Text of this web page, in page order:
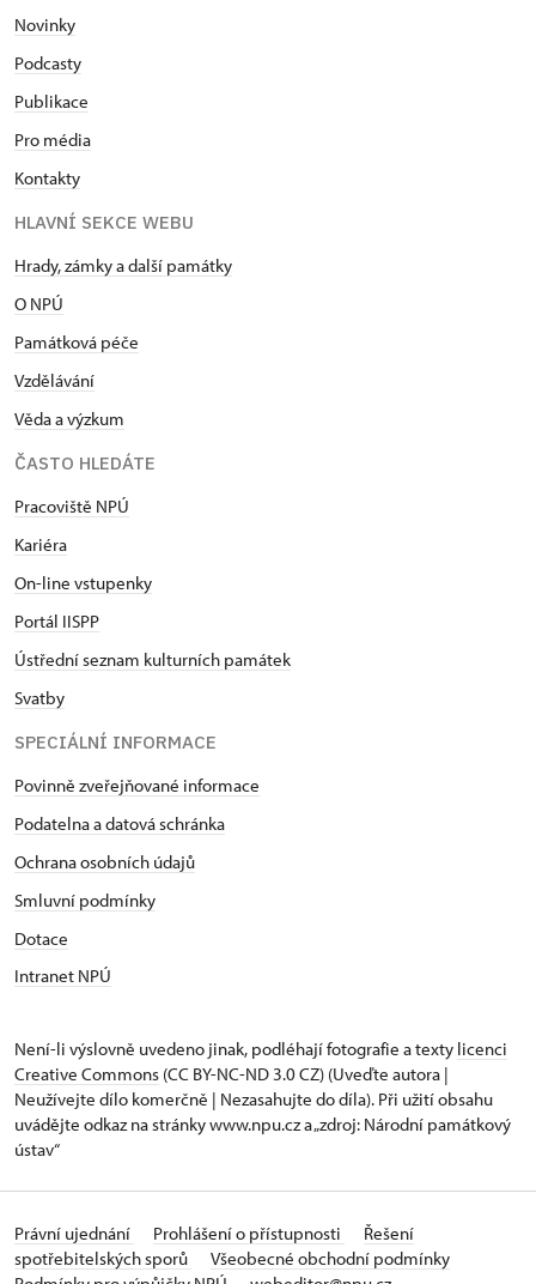
Novinky
Podcasty
Publikace
Pro média
Kontakty
HLAVNÍ SEKCE WEBU
Hrady, zámky a další památky
O NPÚ
Památková péče
Vzdělávání
Věda a výzkum
ČASTO HLEDÁTE
Pracoviště NPÚ
Kariéra
On-line vstupenky
Portál IISPP
Ústřední seznam kulturních památek
Svatby
SPECIÁLNÍ INFORMACE
Povinně zveřejňované informace
Podatelna a datová schránka
Ochrana osobních údajů
Smluvní podmínky
Dotace
Intranet NPÚ
Není-li výslovně uvedeno jinak, podléhají fotografie a texty licenci
Creative Commons (CC BY-NC-ND 3.0 CZ) (Uveďte autora |
Neužívejte dílo komerčně | Nezasahujte do díla). Při užití obsahu
uvádějte odkaz na stránky www.npu.cz a „zdroj: Národní památkový
ústav“
Právní ujednání Prohlášení o přístupnosti
Řešení
spotřebitelských sporů
Všeobecné obchodní podmínky